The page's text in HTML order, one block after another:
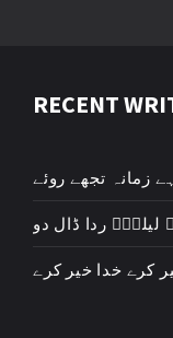
RECENT
زمانہ تجھے روئے
لیلیٰؑ ردا ڈال دو
کرے خدا خیر کرے